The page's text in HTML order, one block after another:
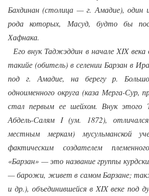
Бахдинан (столица — г. Амадие), один
рода которых, Масуд, будто бы
Хафнака.
Его внук Таджэддин в начале XIX века
такийе (обитель) в селении Барзан в
под г. Амадие, на берегу р.
одноименного округа (каза Мерга-Сур,
стал первым ее шейхом. Внук этого
Абдель-Салям I (ум. 1872),
местным меркам) мусульманской
фактическим создателем
«Барзан» — это название группы
— барожи, живет в самом Барзане;
и др.), объединившейся в XIX веке под